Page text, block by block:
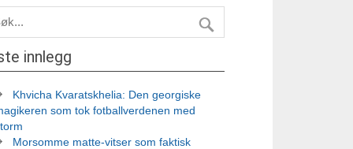
innlegg
Khvicha Kvaratskhelia: Den georgiske
som tok fotballverdenen med
Morsomme matte-vitser som faktisk